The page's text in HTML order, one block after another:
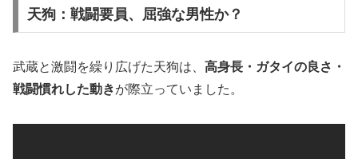
天狗：戦闘要員、屈強な男性か？
武蔵と激闘を繰り広げた天狗は、 高身長・ガタイの良さ・
戦闘慣れした動きが際立っていました。